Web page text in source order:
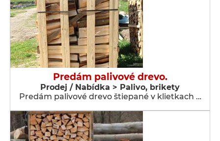
Predám palivové drevo.
Prodej / Nabídka > Palivo, brikety
Predám palivové drevo štiepané v klietkach …